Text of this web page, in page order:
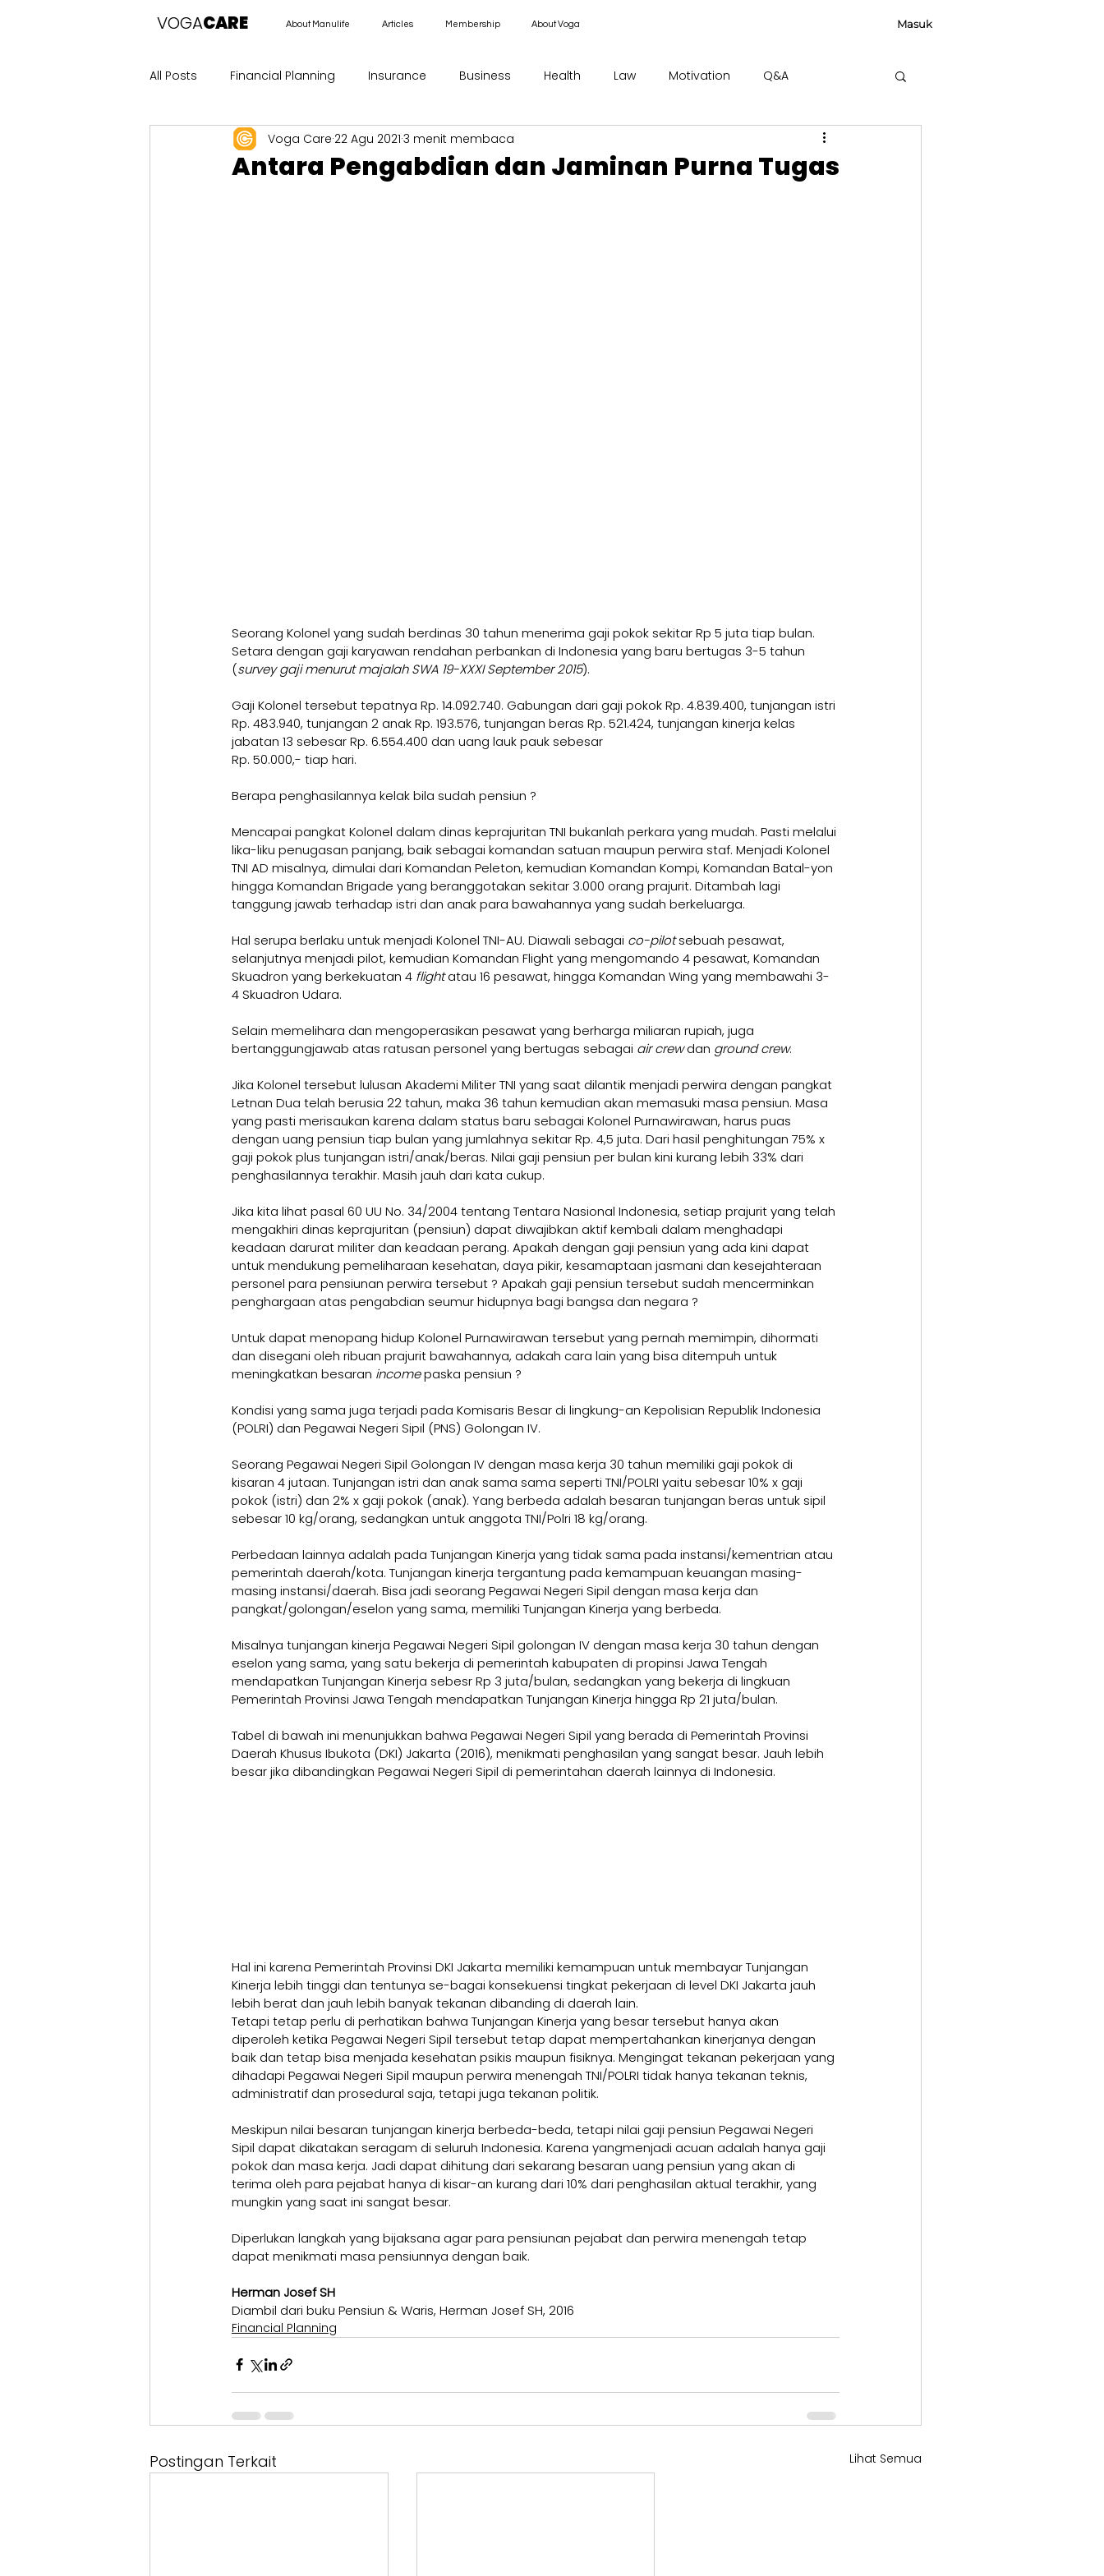
VOGACARE About Manulife Articles Membership About Voga Masuk
All Posts Financial Planning Insurance Business Health Law Motivation Q&A
Antara Pengabdian dan Jaminan Purna Tugas
Voga Care 22 Agu 2021 3 menit membaca
Seorang Kolonel yang sudah berdinas 30 tahun menerima gaji pokok sekitar Rp 5 juta tiap bulan.
Setara dengan gaji karyawan rendahan perbankan di Indonesia yang baru bertugas 3-5 tahun
(survey gaji menurut majalah SWA 19-XXXI September 2015).
Gaji Kolonel tersebut tepatnya Rp. 14.092.740. Gabungan dari gaji pokok Rp. 4.839.400, tunjangan istri
Rp. 483.940, tunjangan 2 anak Rp. 193.576, tunjangan beras Rp. 521.424, tunjangan kinerja kelas
jabatan 13 sebesar Rp. 6.554.400 dan uang lauk pauk sebesar
Rp. 50.000,- tiap hari.
Berapa penghasilannya kelak bila sudah pensiun ?
Mencapai pangkat Kolonel dalam dinas keprajuritan TNI bukanlah perkara yang mudah. Pasti melalui
lika-liku penugasan panjang, baik sebagai komandan satuan maupun perwira staf. Menjadi Kolonel
TNI AD misalnya, dimulai dari Komandan Peleton, kemudian Komandan Kompi, Komandan Batal-yon
hingga Komandan Brigade yang beranggotakan sekitar 3.000 orang prajurit. Ditambah lagi
tanggung jawab terhadap istri dan anak para bawahannya yang sudah berkeluarga.
Hal serupa berlaku untuk menjadi Kolonel TNI-AU. Diawali sebagai co-pilot sebuah pesawat,
selanjutnya menjadi pilot, kemudian Komandan Flight yang mengomando 4 pesawat, Komandan
Skuadron yang berkekuatan 4 flight atau 16 pesawat, hingga Komandan Wing yang membawahi 3-
4 Skuadron Udara.
Selain memelihara dan mengoperasikan pesawat yang berharga miliaran rupiah, juga
bertanggungjawab atas ratusan personel yang bertugas sebagai air crew dan ground crew.
Jika Kolonel tersebut lulusan Akademi Militer TNI yang saat dilantik menjadi perwira dengan pangkat
Letnan Dua telah berusia 22 tahun, maka 36 tahun kemudian akan memasuki masa pensiun. Masa
yang pasti merisaukan karena dalam status baru sebagai Kolonel Purnawirawan, harus puas
dengan uang pensiun tiap bulan yang jumlahnya sekitar Rp. 4,5 juta. Dari hasil penghitungan 75% x
gaji pokok plus tunjangan istri/anak/beras. Nilai gaji pensiun per bulan kini kurang lebih 33% dari
penghasilannya terakhir. Masih jauh dari kata cukup.
Jika kita lihat pasal 60 UU No. 34/2004 tentang Tentara Nasional Indonesia, setiap prajurit yang telah
mengakhiri dinas keprajuritan (pensiun) dapat diwajibkan aktif kembali dalam menghadapi
keadaan darurat militer dan keadaan perang. Apakah dengan gaji pensiun yang ada kini dapat
untuk mendukung pemeliharaan kesehatan, daya pikir, kesamaptaan jasmani dan kesejahteraan
personel para pensiunan perwira tersebut ? Apakah gaji pensiun tersebut sudah mencerminkan
penghargaan atas pengabdian seumur hidupnya bagi bangsa dan negara ?
Untuk dapat menopang hidup Kolonel Purnawirawan tersebut yang pernah memimpin, dihormati
dan disegani oleh ribuan prajurit bawahannya, adakah cara lain yang bisa ditempuh untuk
meningkatkan besaran income paska pensiun ?
Kondisi yang sama juga terjadi pada Komisaris Besar di lingkung-an Kepolisian Republik Indonesia
(POLRI) dan Pegawai Negeri Sipil (PNS) Golongan IV.
Seorang Pegawai Negeri Sipil Golongan IV dengan masa kerja 30 tahun memiliki gaji pokok di
kisaran 4 jutaan. Tunjangan istri dan anak sama sama seperti TNI/POLRI yaitu sebesar 10% x gaji
pokok (istri) dan 2% x gaji pokok (anak). Yang berbeda adalah besaran tunjangan beras untuk sipil
sebesar 10 kg/orang, sedangkan untuk anggota TNI/Polri 18 kg/orang.
Perbedaan lainnya adalah pada Tunjangan Kinerja yang tidak sama pada instansi/kementrian atau
pemerintah daerah/kota. Tunjangan kinerja tergantung pada kemampuan keuangan masing-
masing instansi/daerah. Bisa jadi seorang Pegawai Negeri Sipil dengan masa kerja dan
pangkat/golongan/eselon yang sama, memiliki Tunjangan Kinerja yang berbeda.
Misalnya tunjangan kinerja Pegawai Negeri Sipil golongan IV dengan masa kerja 30 tahun dengan
eselon yang sama, yang satu bekerja di pemerintah kabupaten di propinsi Jawa Tengah
mendapatkan Tunjangan Kinerja sebesr Rp 3 juta/bulan, sedangkan yang bekerja di lingkuan
Pemerintah Provinsi Jawa Tengah mendapatkan Tunjangan Kinerja hingga Rp 21 juta/bulan.
Tabel di bawah ini menunjukkan bahwa Pegawai Negeri Sipil yang berada di Pemerintah Provinsi
Daerah Khusus Ibukota (DKI) Jakarta (2016), menikmati penghasilan yang sangat besar. Jauh lebih
besar jika dibandingkan Pegawai Negeri Sipil di pemerintahan daerah lainnya di Indonesia.
Hal ini karena Pemerintah Provinsi DKI Jakarta memiliki kemampuan untuk membayar Tunjangan
Kinerja lebih tinggi dan tentunya se-bagai konsekuensi tingkat pekerjaan di level DKI Jakarta jauh
lebih berat dan jauh lebih banyak tekanan dibanding di daerah lain.
Tetapi tetap perlu di perhatikan bahwa Tunjangan Kinerja yang besar tersebut hanya akan
diperoleh ketika Pegawai Negeri Sipil tersebut tetap dapat mempertahankan kinerjanya dengan
baik dan tetap bisa menjada kesehatan psikis maupun fisiknya. Mengingat tekanan pekerjaan yang
dihadapi Pegawai Negeri Sipil maupun perwira menengah TNI/POLRI tidak hanya tekanan teknis,
administratif dan prosedural saja, tetapi juga tekanan politik.
Meskipun nilai besaran tunjangan kinerja berbeda-beda, tetapi nilai gaji pensiun Pegawai Negeri
Sipil dapat dikatakan seragam di seluruh Indonesia. Karena yangmenjadi acuan adalah hanya gaji
pokok dan masa kerja. Jadi dapat dihitung dari sekarang besaran uang pensiun yang akan di
terima oleh para pejabat hanya di kisar-an kurang dari 10% dari penghasilan aktual terakhir, yang
mungkin yang saat ini sangat besar.
Diperlukan langkah yang bijaksana agar para pensiunan pejabat dan perwira menengah tetap
dapat menikmati masa pensiunnya dengan baik.
Herman Josef SH
Diambil dari buku Pensiun & Waris, Herman Josef SH, 2016
Financial Planning
Postingan Terkait Lihat Semua